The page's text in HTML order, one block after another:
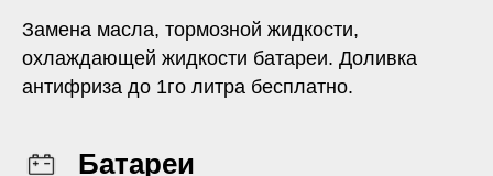
Замена масла, тормозной жидкости,
охлаждающей жидкости батареи. Доливка
антифриза до 1го литра бесплатно.
Батареи